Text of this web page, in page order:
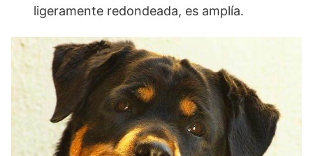
ligeramente redondeada, es amplía.